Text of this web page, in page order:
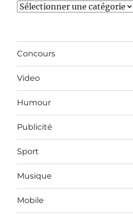
Catégories
Concours
Video
Humour
Publicité
Sport
Musique
Mobile